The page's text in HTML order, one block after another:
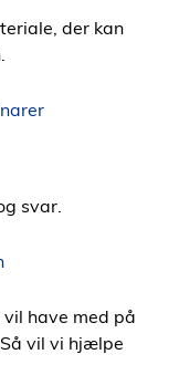
der kan
svar.
have med på
vil vi hjælpe